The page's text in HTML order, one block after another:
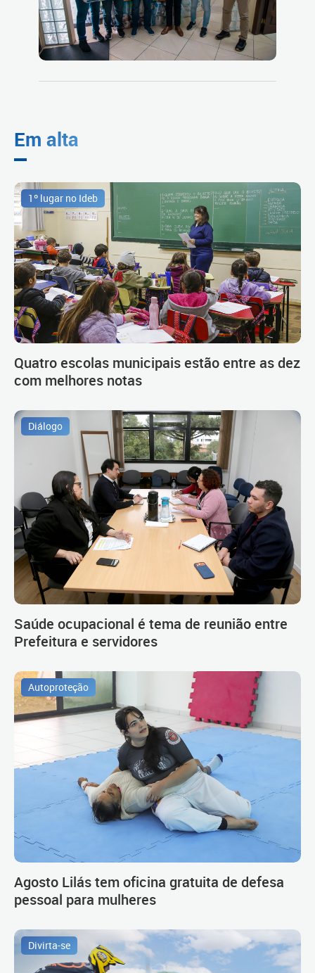
Em alta
1º lugar no Ideb
Quatro escolas municipais estão entre as dez
com melhores notas
Diálogo
Saúde ocupacional é tema de reunião entre
Prefeitura e servidores
Autoproteção
Agosto Lilás tem oficina gratuita de defesa
pessoal para mulheres
Divirta-se